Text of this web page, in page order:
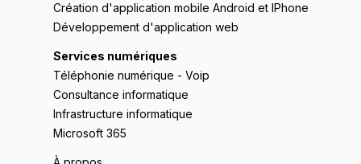
Création d'application mobile Android et IPhone
Développement d'application web
Services numériques
Téléphonie numérique - Voip
Consultance informatique
Infrastructure informatique
Microsoft 365